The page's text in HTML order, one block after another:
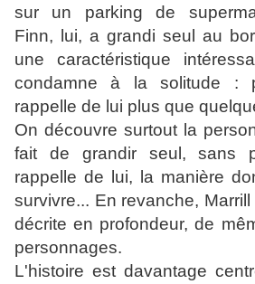
sur un parking de
Finn, lui, a grandi seul au
une caractéristique
condamne à la solitude :
rappelle de lui plus que
On découvre surtout la
fait de grandir seul, sans
rappelle de lui, la manière
survivre... En revanche,
décrite en profondeur, de
personnages.
L'histoire est davantage